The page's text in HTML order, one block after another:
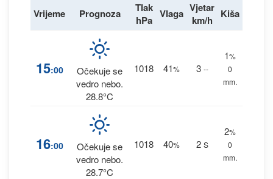
Vrijeme Prognoza
Tlak
hPa Vlaga Vjetar
km/h
Kiša
15:00
Očekuje se
vedro nebo.
28.8°C
1018 41% 3 --
1%
0
mm.
16:00
Očekuje se
vedro nebo.
28.7°C
1018 40% 2 S
2%
0
mm.